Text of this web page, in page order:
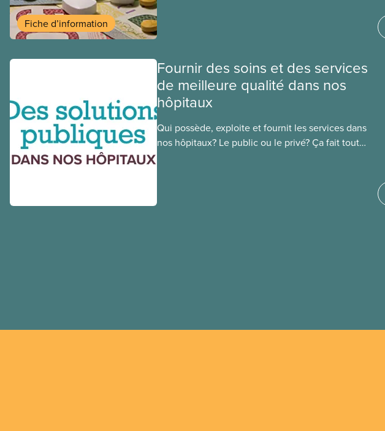
Fiche d’information
Fournir des soins et des services
de meilleure qualité dans nos
hôpitaux
Qui possède, exploite et fournit les services dans
nos hôpitaux? Le public ou le privé? Ça fait toute